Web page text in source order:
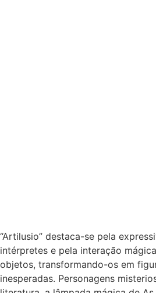
“Artilusio” destaca-se pela
intérpretes e pela interação
objetos, transformando-os em
inesperadas. Personagens